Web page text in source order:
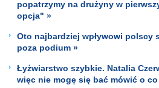
popatrzymy na drużyny w
opcja" »
Oto najbardziej wpływowi polscy
poza podium »
Łyżwiarstwo szybkie. Natalia
więc nie mogę się bać mówić o